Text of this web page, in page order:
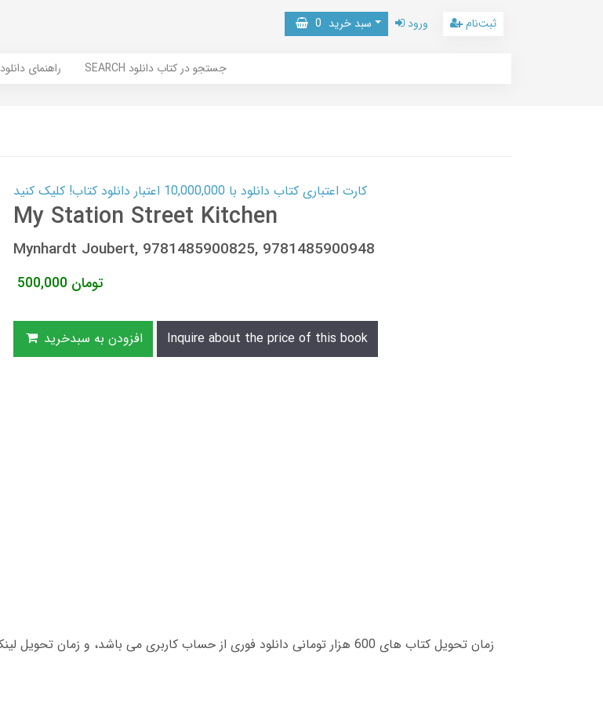
سبد خرید 0 ورود ثبت‌نام
راهنمای دانلود SEARCH جستجو در کتاب دانلود
کارت اعتباری کتاب دانلود با 10,000,000 اعتبار دانلود کتاب! کلیک کنید
My Station Street Kitchen
Mynhardt Joubert, 9781485900825, 9781485900948
500,000 تومان
افزودن به سبدخرید Inquire about the price of this book